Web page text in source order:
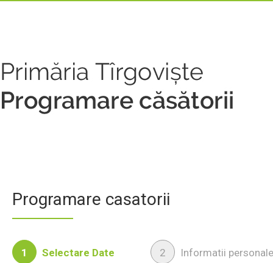
Programare casatorii
1 Selectare Date 2 Informatii personale